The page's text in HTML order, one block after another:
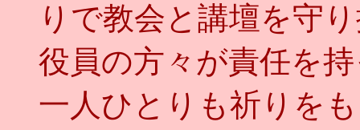
りで教会と講壇を守
役員の方々が責任を
一人ひとりも祈りを